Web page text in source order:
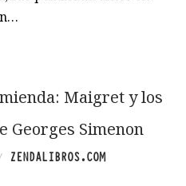
Maigret y los
Georges Simenon
ZENDALIBROS.COM